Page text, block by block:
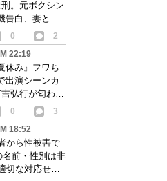
。元ボクシン
告白、妻と離
0
2
22:19
休み』フワち
出演シーンカ
弘行が匂わせ
0
3
18:52
から性被害で
名前・性別は非
切な対応せず